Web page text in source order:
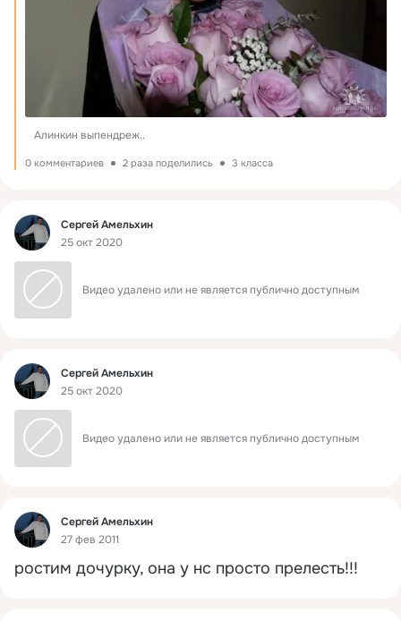
Алинкин выпендреж..
0 комментариев 2 раза поделились 3 класса
Фид
Сергей Амельхин
25 окт 2020
Видео удалено или не является публично доступным
Фид
Сергей Амельхин
25 окт 2020
Видео удалено или не является публично доступным
Фид
Сергей Амельхин
27 фев 2011
ростим дочурку, она у нс просто прелесть!!!